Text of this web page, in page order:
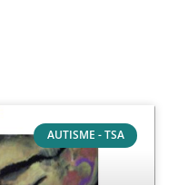
AUTISME - TSA